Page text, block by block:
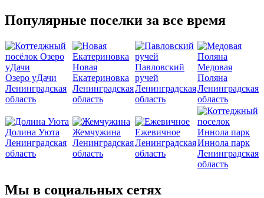
Популярные поселки за все время
Озеро уДачи
Ленинградская
область
Новая
Екатериновка
Ленинградская
область
Павловский
ручей
Ленинградская
область
Медовая
Поляна
Ленинградская
область
Долина Уюта
Ленинградская
область
Жемчужина
Ленинградская
область
Ежевичное
Ленинградская
область
Иннола парк
Ленинградская
область
Мы в социальных сетях